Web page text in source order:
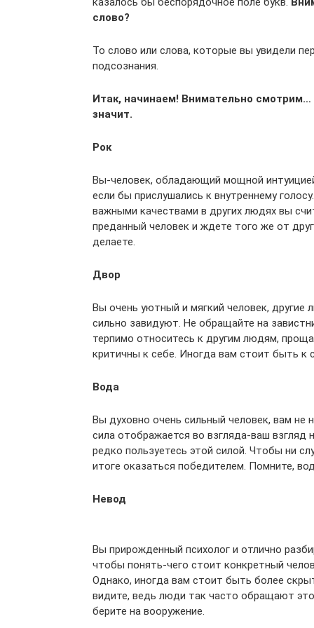
слово?
То слово или слова, которые вы увидели
подсознания.
Итак, начинаем! Внимательно
значит.
Рок
Вы-человек, обладающий мощной
если бы прислушались к внутреннему
важными качествами в других людях вы
преданный человек и ждете того же от
делаете.
Двор
Вы очень уютный и мягкий человек,
сильно завидуют. Не обращайте на
терпимо относитесь к другим людям,
критичны к себе. Иногда вам стоит быть к
Вода
Вы духовно очень сильный человек, вам
сила отображается во взгляда-ваш
редко пользуетесь этой силой. Чтобы ни
итоге оказаться победителем. Помните,
Невод
Вы прирожденный психолог и отлично
чтобы понять-чего стоит конкретный
Однако, иногда вам стоит быть более
видите, ведь люди так часто обращают
берите на вооружение.